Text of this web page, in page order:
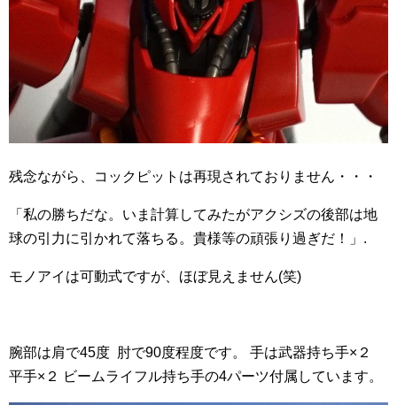
残念ながら、コックピットは再現されておりません・・・
「私の勝ちだな。いま計算してみたがアクシズの後部は地
球の引力に引かれて落ちる。貴様等の頑張り過ぎだ！」.
モノアイは可動式ですが、ほぼ見えません(笑)
腕部は肩で45度 肘で90度程度です。 手は武器持ち手×２
平手×２ ビームライフル持ち手の4パーツ付属しています。